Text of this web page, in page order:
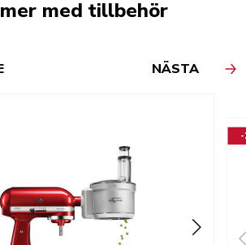
med tillbehör
NÄSTA
-